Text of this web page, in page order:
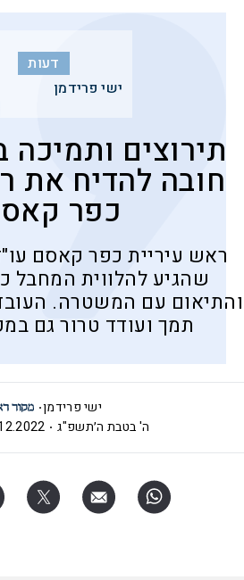
דעות
ישי פרידמן
תירוצים ותמיכה
חובה להדיח את
כפר
ראש עיריית כפר קאסם
שהגיע להלווית המחבל
והתיאום עם המשטרה.
תמך ועודד טרור גם
ישי פרידמן
ה' בטבת ה׳תשפ"ג
| 09:57